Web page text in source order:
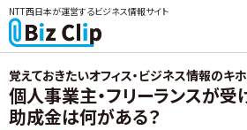
NTT西日本が運営するビジネス情報サイト
覚えておきたいオフィス・ビジネス情報のキホ
個人事業主・フリーランスが
助成金は何がある？